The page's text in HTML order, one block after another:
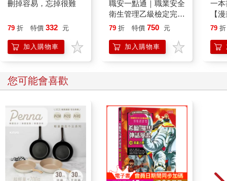
刪掉容易，忘掉很難
79 折 特價 332 元
加入購物車
職安一點通｜職業安全
衛生管理乙級檢定完勝
攻略｜2026版(套書)
79 折 特價 750 元
加入購物車
一
【
行
「
學方
79 折
您可能會喜歡